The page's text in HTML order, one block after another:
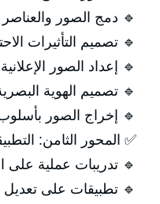
🔹 دمج الصور والعناصر
🔹 تصميم التأثيرات
🔹 إعداد الصور
🔹 تصميم الهوية
🔹 إخراج الصور
✅ المحور الثامن:
🔹 تدريبات عملية على
🔹 تطبيقات على